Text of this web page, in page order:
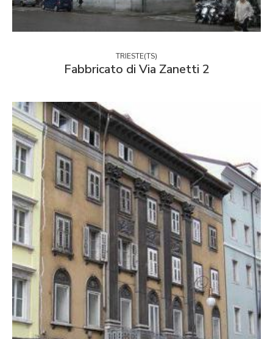
TRIESTE(TS)
Fabbricato di Via Zanetti 2